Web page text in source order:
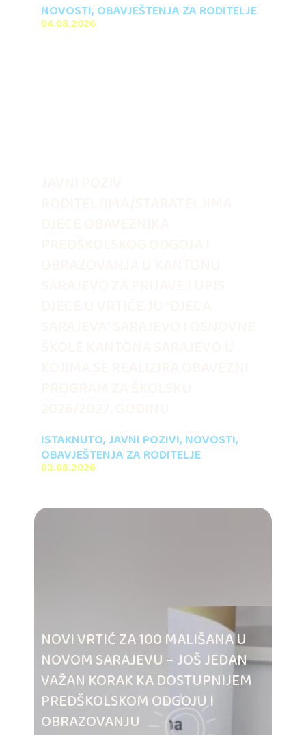
NOVOSTI, OBAVJEŠTENJA ZA RODITELJE
04.08.2026
ISTAKNUTO, JAVNI POZIVI, NOVOSTI,
OBAVJEŠTENJA ZA RODITELJE
03.08.2026
NOVI VRTIĆ ZA 100 MALIŠANA U
NOVOM SARAJEVU – JOŠ JEDAN
VAŽAN KORAK KA DOSTUPNIJEM
PREDŠKOLSKOM ODGOJU I
OBRAZOVANJU